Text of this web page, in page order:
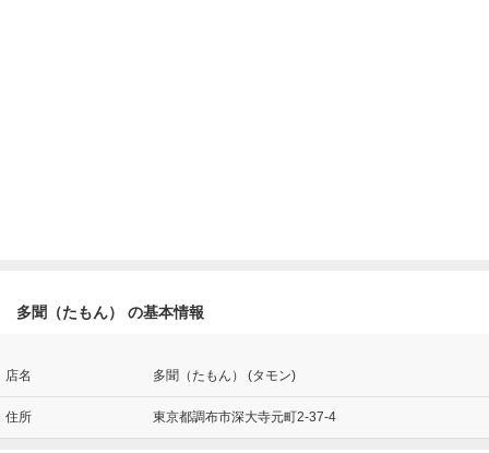
多聞（たもん） の基本情報
店名 多聞（たもん） (タモン)
住所 東京都調布市深大寺元町2-37-4